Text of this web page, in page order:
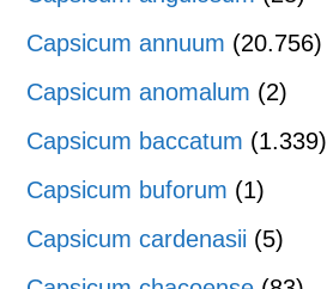
Capsicum annuum (20.756)
Capsicum anomalum (2)
Capsicum baccatum (1.339)
Capsicum buforum (1)
Capsicum cardenasii (5)